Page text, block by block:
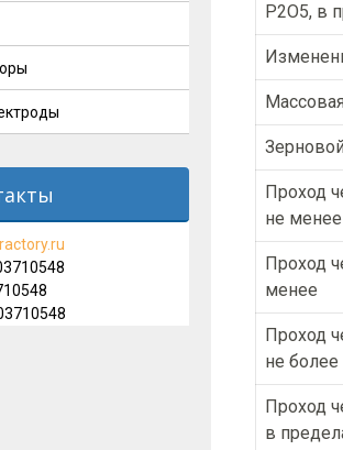
P2O5, в
Проход
не менее
Проход
менее
Проход
не более
Проход
в